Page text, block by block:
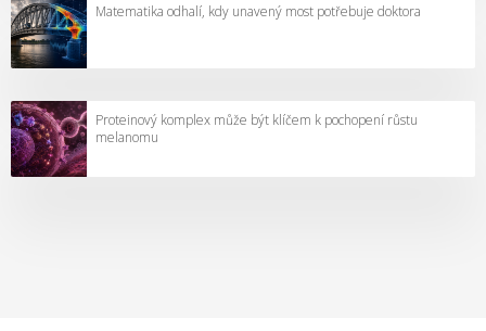
Matematika odhalí, kdy unavený most potřebuje doktora
Proteinový komplex může být klíčem k pochopení růstu
melanomu